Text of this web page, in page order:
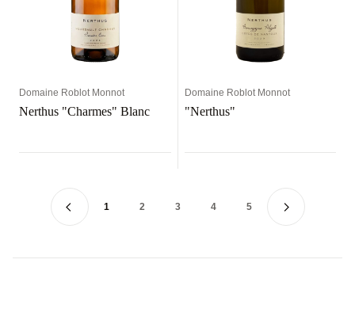
Domaine Roblot Monnot
Nerthus "Charmes" Blanc
Domaine Roblot Monnot
"Nerthus"
1 2 3 4 5